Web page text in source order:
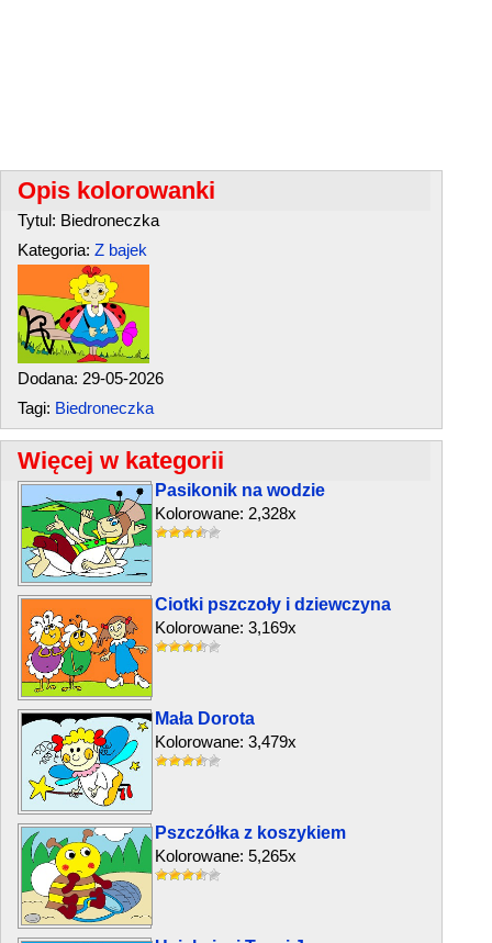
Opis kolorowanki
Tytul: Biedroneczka
Kategoria: Z bajek
Dodana: 29-05-2026
Tagi: Biedroneczka
Więcej w kategorii
Pasikonik na wodzie
Kolorowane: 2,328x
Ciotki pszczoły i dziewczyna
Kolorowane: 3,169x
Mała Dorota
Kolorowane: 3,479x
Pszczółka z koszykiem
Kolorowane: 5,265x